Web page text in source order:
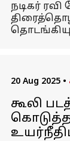
நடிகர்
20 Aug 2025 •
கூலி